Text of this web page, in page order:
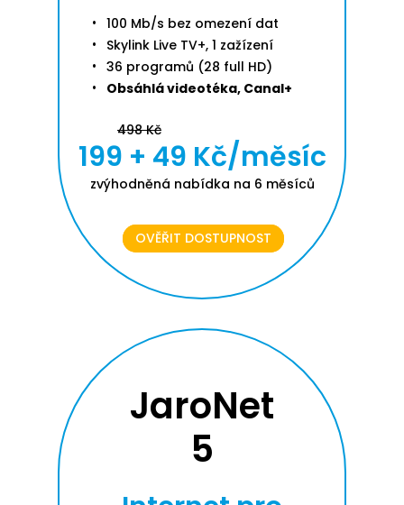
100 Mb/s bez omezení dat
Skylink Live TV+, 1 zažízení
36 programů (28 full HD)
Obsáhlá videotéka, Canal+
498 Kč
199 + 49 Kč/měsíc
zvýhodněná nabídka na 6 měsíců
OVĚŘIT DOSTUPNOST
JaroNet
5